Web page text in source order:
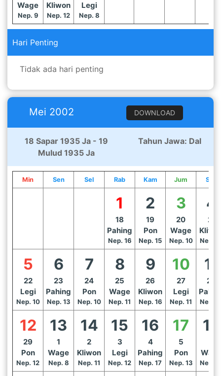
Wage
Nep. 9
Kliwon
Nep. 12
Legi
Nep. 8
Hari Penting
Tidak ada hari penting
Mei 2002 DOWNLOAD
18 Sapar 1935 Ja - 19
Mulud 1935 Ja
Tahun Jawa: Dal
Min Sen Sel Rab Kam Jum Sab
1
18
Pahing
Nep. 16
2
19
Pon
Nep. 15
3
20
Wage
Nep. 10
4
21
Nep.
5
22
Legi
Nep. 10
6
23
Pahing
Nep. 13
7
24
Pon
Nep. 10
8
25
Wage
Nep. 11
9
26
Kliwon
Nep. 16
10
27
Legi
Nep. 11
11
28
Nep.
12
29
Pon
Nep. 12
13
1
Wage
Nep. 8
14
2
Kliwon
Nep. 11
15
3
Legi
Nep. 12
16
4
Pahing
Nep. 17
17
5
Pon
Nep. 13
18
Nep.